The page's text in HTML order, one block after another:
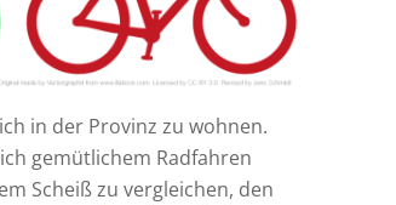
in der Provinz zu wohnen.
gemütlichem Radfahren
Scheiß zu vergleichen, den